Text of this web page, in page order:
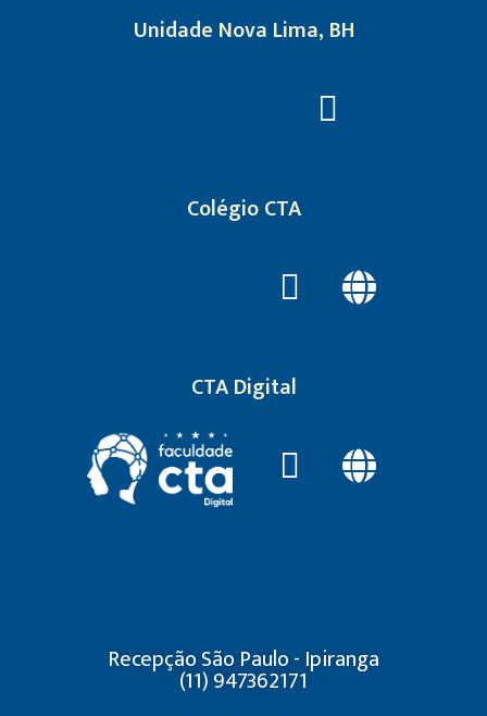
Unidade Nova Lima, BH
Colégio CTA
CTA Digital
Recepção São Paulo - Ipiranga
(11) 947362171